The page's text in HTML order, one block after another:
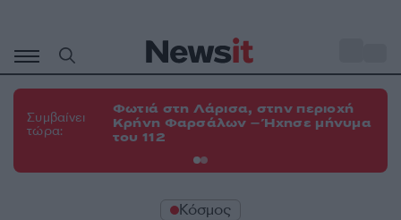
περιεχόμενο
Συμβαίνει
τώρα:
Φωτιά στη Λάρισα, στην περιοχή
Κρήνη Φαρσάλων – Ήχησε μήνυμα
του 112
Κόσμος